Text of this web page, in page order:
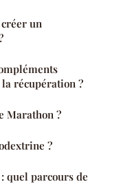
un
récupération ?
Marathon ?
?
quel parcours de